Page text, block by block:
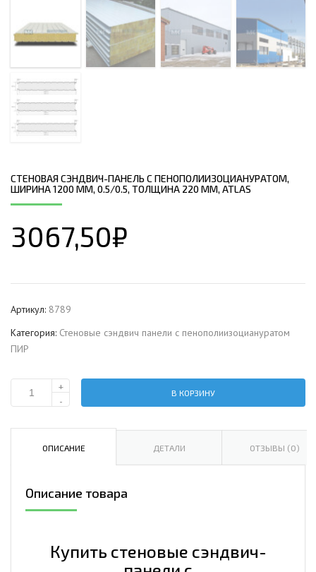
СТЕНОВАЯ СЭНДВИЧ-ПАНЕЛЬ С ПЕНОПОЛИИЗОЦИАНУРАТОМ,
ШИРИНА 1200 ММ, 0.5/0.5, ТОЛЩИНА 220 ММ, ATLAS
3067,50₽
Артикул: 8789
Категория: Стеновые сэндвич панели с пенополиизоциануратом
ПИР
Количество
сэндвич-
ширина
1200
+
-
В КОРЗИНУ
ОПИСАНИЕ ДЕТАЛИ ОТЗЫВЫ (0)
Описание товара
Купить стеновые сэндвич-